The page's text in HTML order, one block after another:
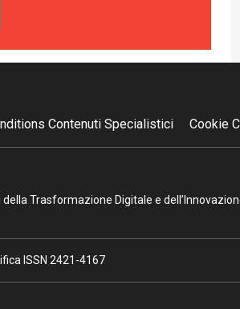
Contenuti Specialistici Cookie
Trasformazione Digitale e
ISSN 2421-4167